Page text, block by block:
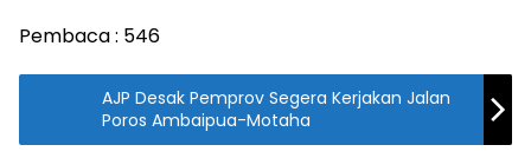
Pembaca : 546
AJP Desak Pemprov Segera Kerjakan Jalan
Poros Ambaipua-Motaha